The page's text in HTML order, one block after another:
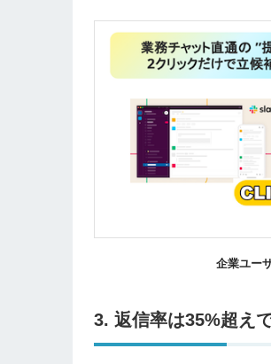
企業ユー
3. 返信率は35%超え